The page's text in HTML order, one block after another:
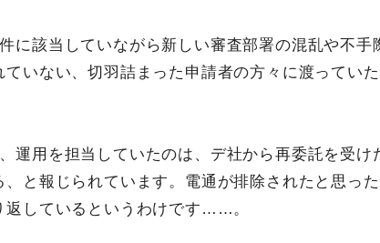
に該当していながら新しい審査部署の混乱や不手
ていない、切羽詰まった申請者の方々に渡ってい
運用を担当していたのは、デ社から再委託を受け
と報じられています。電通が排除されたと思っ
返しているというわけです……。